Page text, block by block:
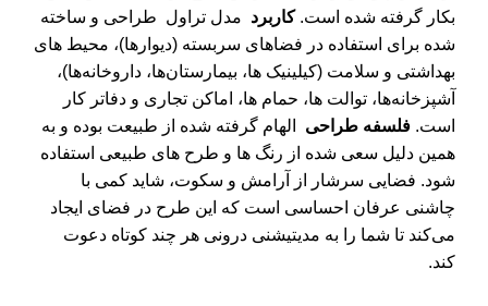
بکار گرفته شده است.کاربرد مدل تراول طراحی و ساخته
شده برای استفاده در فضاهای سربسته (دیوارها)، محیط های
بهداشتی و سلامت (کیلینیک ها، بیمارستان‌ها، داروخانه‌ها)،
آشپزخانه‌ها، توالت ها، حمام ها، اماکن تجاری و دفاتر کار
است. فلسفه طراحی
الهام گرفته شده از طبیعت بوده و به
همین دلیل سعی شده از رنگ ها و طرح های طبیعی استفاده
شود. فضایی سرشار از آرامش و سکوت، شاید کمی با
چاشنی عرفان احساسی است که این طرح در فضای ایجاد
می‌کند تا شما را به مدیتیشنی درونی هر چند کوتاه دعوت
کند.